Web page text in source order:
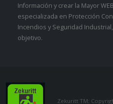
Información y crear la Mayor
especializada en Protección
Incendios y Seguridad
objetivo.
Zekuritt TM;